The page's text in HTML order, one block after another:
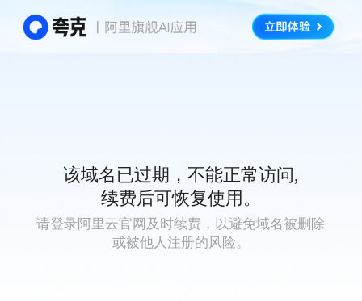
该域名已过期，不能正常访问,
续费后可恢复使用。
请登录阿里云官网及时续费，以避免域名被删除
或被他人注册的风险。